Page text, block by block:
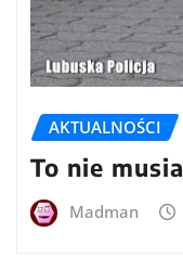
AKTUALNOŚCI
To nie
Madman